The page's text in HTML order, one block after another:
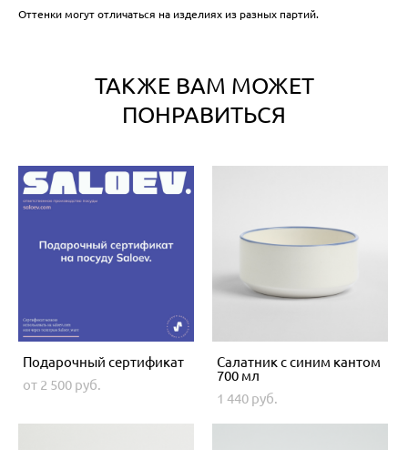
Оттенки могут отличаться на изделиях из разных партий.
ТАКЖЕ ВАМ МОЖЕТ
ПОНРАВИТЬСЯ
Подарочный сертификат
от 2 500 pуб.
Салатник с синим кантом
700 мл
1 440 pуб.